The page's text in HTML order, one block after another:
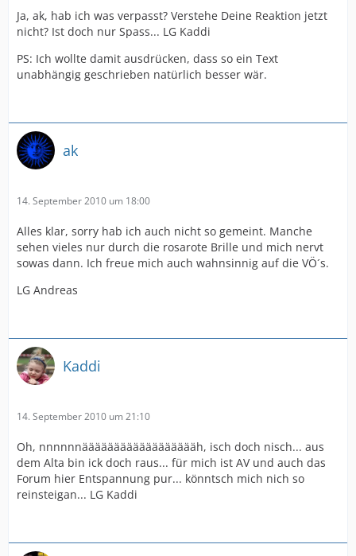
Ja, ak, hab ich was verpasst? Verstehe Deine Reaktion jetzt
nicht? Ist doch nur Spass... LG Kaddi
PS: Ich wollte damit ausdrücken, dass so ein Text
unabhängig geschrieben natürlich besser wär.
ak
14. September 2010 um 18:00
Alles klar, sorry hab ich auch nicht so gemeint. Manche
sehen vieles nur durch die rosarote Brille und mich nervt
sowas dann. Ich freue mich auch wahnsinnig auf die VÖ´s.
LG Andreas
Kaddi
14. September 2010 um 21:10
Oh, nnnnnnääääääääääääääääääh, isch doch nisch... aus
dem Alta bin ick doch raus... für mich ist AV und auch das
Forum hier Entspannung pur... könntsch mich nich so
reinsteigan... LG Kaddi